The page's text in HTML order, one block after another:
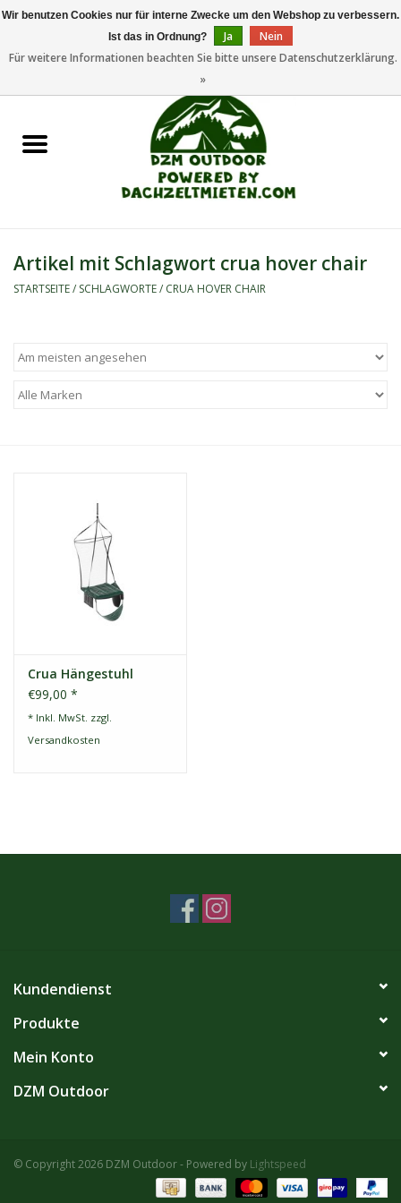
Dachzeltanhänger
Camping/Outdoor
Marken
Artikel mit Schlagwort crua hover chair
STARTSEITE/ SCHLAGWORTE/ CRUA HOVER CHAIR
Crua Hängestuhl
€99,00 *
* Inkl. MwSt. zzgl.
Versandkosten
Kundendienst
Produkte
Mein Konto
DZM Outdoor
© Copyright 2026 DZM Outdoor - Powered by Lightspeed
Wir benutzen Cookies nur für interne Zwecke um den Webshop zu verbessern.
Ist das in Ordnung?
Ja
Nein
Für weitere Informationen beachten Sie bitte unsere Datenschutzerklärung.
»